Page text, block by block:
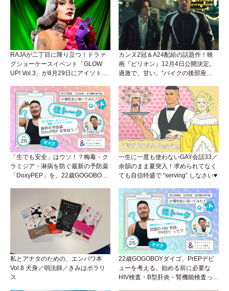
RAJAが二丁目に降り立つ！ドラァ
グショーケースイベント「GLOW
UP! Vol.3」が8月29日にアイソトー
カンヌ2冠＆A24配給の話題作！映
画『ピリオン』12月4日公開決定。
過激で、甘い。“バイクの後部座
「生でも安全」はウソ！？梅毒・ク
ラミジア・淋病を防ぐ最新の予防薬
「DoxyPEP」を、22歳GOGOBOY
（Vol.26）
一生に一度も使わないGAY会話33／
余韻のまま夏突入！求められてなく
ても自信特盛で “serving” しなさい♥
私とアナタのための、エンパワ本
Vol.8 犬身／弱法師／きみはポラリ
ス
22歳GOGOBOYダイゴ、PrEPデビ
ューを考える。始める前に必要な
HIV検査・B型肝炎・腎機能検査っ